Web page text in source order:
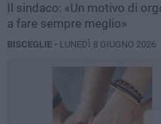
Il sindaco: «Un motivo di
a fare sempre meglio»
BISCEGLIE - LUNEDÌ 8 GIUGNO 2026